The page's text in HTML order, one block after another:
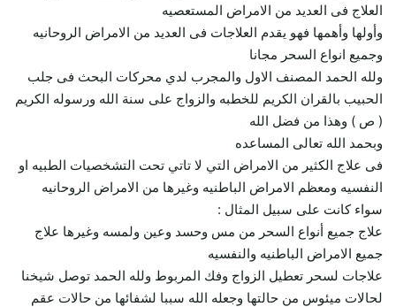
العلاج فى العديد من الامراض المستعصيه
وأولها وأهمها فهو يقدم العلاجات فى العديد من الامراض الروحانيه
وجميع انواع السحر مجانا
ولله الحمد المصنف الاول والمجرب لدي محركات البحث فى جلب
الحبيب بالقران الكريم للخطبه والزواج على سنة الله ورسوله الكريم
( ص ) وهذا من فضل الله
وبحمد الله تعالى المساعده
فى علاج الكثير من الامراض التي لا تاتي تحت التشخصيات الطبيه او
النفسيه ومعظم الامراض الباطنيه وغيرها من الامراض الروحانيه
سواء كانت على سبيل المثال :
علاج جميع أنواع السحر من مس وحسد وعين ولمسه وغيرها علاج
جميع الامراض الباطنيه والنفسيه
علاجات لسحر تعطيل الزواج وفك المربوط ولله الحمد توصل شيخنا
لحالات ميئوس من حالتها وجعله الله سببا لشفائها من حالات عقم